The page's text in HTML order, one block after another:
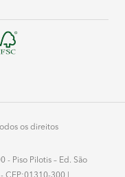
os direitos
- Piso Pilotis – Ed. São
CEP:01310-300 |